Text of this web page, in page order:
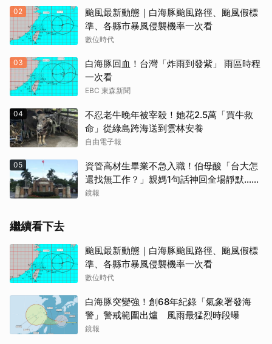
02
颱風最新動態｜白海豚颱風路徑、颱風假標
準、各縣市暴風侵襲機率一次看
數位時代
03
白海豚回血！台灣「炸雨到發紫」 雨區時程
一次看
EBC 東森新聞
04
不忍老牛晚年被宰殺！她花2.5萬「買牛救
命」從綠島跨海送到雲林安養
自由電子報
05
資管高材生畢業不急入職！伯母酸「台大怎
還找無工作？」親媽1句話神回全場靜默...網
狂讚療癒
鏡報
繼續看下去
颱風最新動態｜白海豚颱風路徑、颱風假標
準、各縣市暴風侵襲機率一次看
數位時代
白海豚突變強！創68年紀錄「氣象署發海
警」警戒範圍出爐 風雨最猛烈時段曝
鏡報